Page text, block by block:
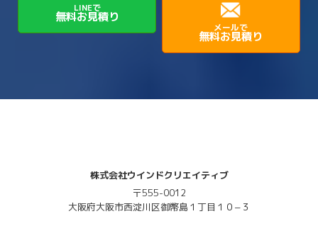
LINEで
無料お見積り
メールで
無料お見積り
株式会社ウインドクリエイティブ
〒555-0012
大阪府大阪市西淀川区御幣島１丁目１０−３